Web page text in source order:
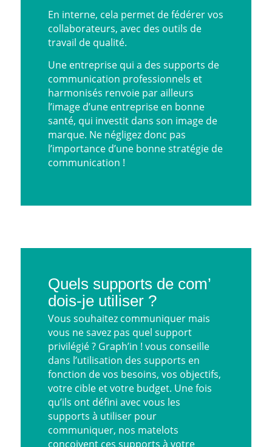
En interne, cela permet de fédérer vos
collaborateurs, avec des outils de
travail de qualité.
Une entreprise qui a des supports de
communication professionnels et
harmonisés renvoie par ailleurs
l’image d’une entreprise en bonne
santé, qui investit dans son image de
marque. Ne négligez donc pas
l’importance d’une bonne stratégie de
communication !
Quels supports de com’
dois-je utiliser ?
Vous souhaitez communiquer mais
vous ne savez pas quel support
privilégié ? Graph’in ! vous conseille
dans l’utilisation des supports en
fonction de vos besoins, vos objectifs,
votre cible et votre budget. Une fois
qu’ils ont défini avec vous les
supports à utiliser pour
communiquer, nos matelots
conçoivent ces supports à votre